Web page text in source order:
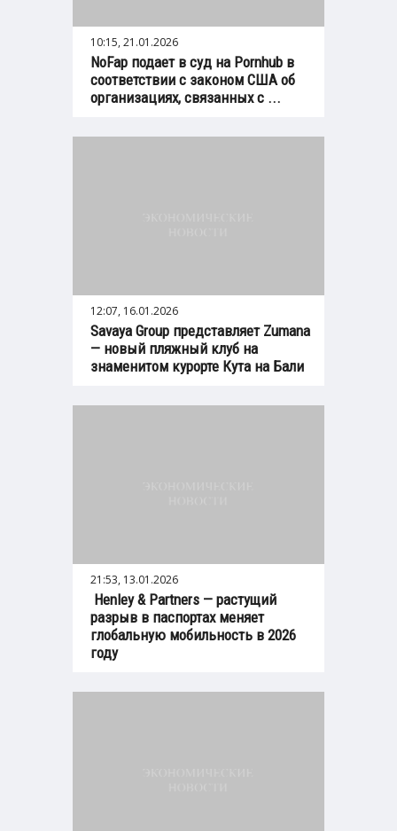
10:15, 21.01.2026
NoFap подает в суд на Pornhub в
соответствии с законом США об
организациях, связанных с ...
12:07, 16.01.2026
Savaya Group представляет Zumana
— новый пляжный клуб на
знаменитом курорте Кута на Бали
21:53, 13.01.2026
Henley & Partners — растущий
разрыв в паспортах меняет
глобальную мобильность в 2026
году